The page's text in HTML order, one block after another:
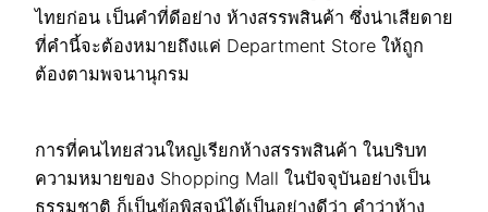
ไทยก่อน เป็นคำที่ดีอย่าง ห้างสรรพสินค้า ซึ่งน่าเสียดาย
ที่คำนี้จะต้องหมายถึงแค่ Department Store ให้ถูก
ต้องตามพจนานุกรม
การที่คนไทยส่วนใหญ่เรียกห้างสรรพสินค้า ในบริบท
ความหมายของ Shopping Mall ในปัจจุบันอย่างเป็น
ธรรมชาติ ก็เป็นข้อพิสูจน์ได้เป็นอย่างดีว่า คำว่าห้าง